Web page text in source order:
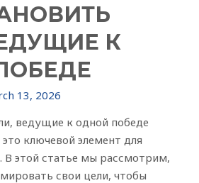
К
13, 2026
ведущие к одной победе
ключевой элемент для
В этой статье мы рассмотрим,
свои цели, чтобы